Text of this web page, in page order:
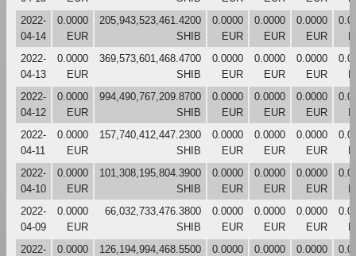
2022-
04-14
0.0000
EUR
205,943,523,461.4200
SHIB
0.0000
EUR
0.0000
EUR
0.0000
EUR
2022-
04-13
0.0000
EUR
369,573,601,468.4700
SHIB
0.0000
EUR
0.0000
EUR
0.0000
EUR
2022-
04-12
0.0000
EUR
994,490,767,209.8700
SHIB
0.0000
EUR
0.0000
EUR
0.0000
EUR
2022-
04-11
0.0000
EUR
157,740,412,447.2300
SHIB
0.0000
EUR
0.0000
EUR
0.0000
EUR
2022-
04-10
0.0000
EUR
101,308,195,804.3900
SHIB
0.0000
EUR
0.0000
EUR
0.0000
EUR
2022-
04-09
0.0000
EUR
66,032,733,476.3800
SHIB
0.0000
EUR
0.0000
EUR
0.0000
EUR
2022-
0.0000
126,194,994,468.5500
0.0000
0.0000
0.0000